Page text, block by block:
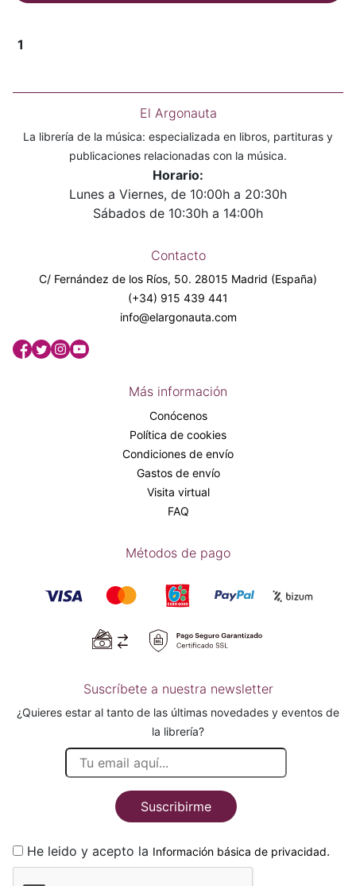
1
El Argonauta
La librería de la música: especializada en libros, partituras y
publicaciones relacionadas con la música.
Horario:
Lunes a Viernes, de 10:00h a 20:30h
Sábados de 10:30h a 14:00h
Contacto
C/ Fernández de los Ríos, 50. 28015 Madrid (España)
(+34) 915 439 441
info@elargonauta.com
Más información
Conócenos
Política de cookies
Condiciones de envío
Gastos de envío
Visita virtual
FAQ
Métodos de pago
Suscríbete a nuestra newsletter
¿Quieres estar al tanto de las últimas novedades y eventos de
la librería?
Suscribirme
He leido y acepto la Información básica de privacidad.